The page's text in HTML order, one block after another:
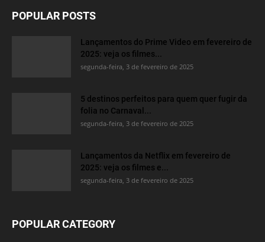
POPULAR POSTS
Lançamentos do Prime Video em fevereiro de
2025: veja os filmes...
segunda-feira, 3 de fevereiro de 2025
5 destinos perfeitos para quem quer fugir da
folia no Carnaval...
segunda-feira, 3 de fevereiro de 2025
Lançamentos da Netflix em fevereiro de
2025: veja os filmes e...
segunda-feira, 3 de fevereiro de 2025
POPULAR CATEGORY